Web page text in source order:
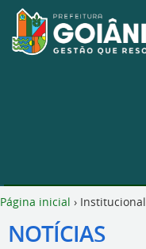
Página inicial › Institucional
NOTÍCIAS